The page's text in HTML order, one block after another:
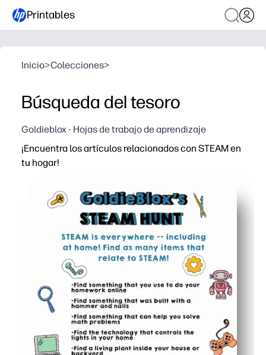
Printables
Inicio>Colecciones>
Búsqueda del tesoro
Goldieblox - Hojas de trabajo de aprendizaje
¡Encuentra los artículos relacionados con STEAM en
tu hogar!
Solo tienes que imprimir y jugar, sin preparación ni
Conviertes objetos cotidianos en ciencia, tecnología,
Sus hijos se mantienen activos y concentrados con
Puedes adaptarlo a cualquier edad: desafíos en